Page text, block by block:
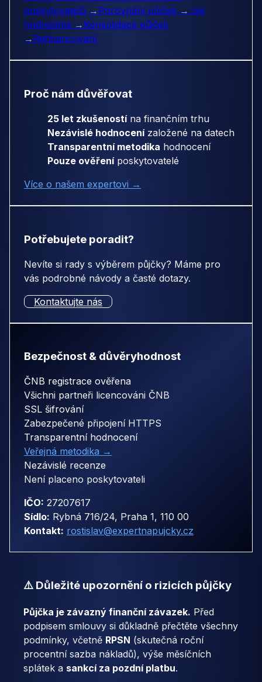
poskytovatelů → Porovnání půjček →Jak
hodnotíme → Konsolidace půjček
→ Refinancování
Proč nám důvěřovat
25 let zkušenostína finančním trhu
Nezávislé hodnocenízaložené na datech
Transparentní metodika hodnocení
Pouze ověřeníposkytovatelé
Více o našem expertovi →
Potřebujete poradit?
Nevíte si rady s výběrem půjčky? Máme pro
vás podrobné návody a časté dotazy.
Kontaktujte nás
Bezpečnost & důvěryhodnost
ČNB registrace ověřena
Všichni partneři licencováni ČNB
SSL šifrování
Zabezpečené připojení HTTPS
Transparentní hodnocení
Veřejná metodika →
Nezávislé recenze
Není placeno poskytovateli
IČO: 27207617
Sídlo: Rybná 716/24, Praha 1, 110 00
Kontakt: rostislav@expertnapujcky.cz
⚠️ Důležité upozornění o rizicích půjčky
Půjčka je závazný finanční závazek. Před
podpisem smlouvy si důkladně přečtěte všechny
podmínky, včetně RPSN (skutečná roční
procentní sazba nákladů), výše měsíčních
splátek a sankcí za pozdní platbu.